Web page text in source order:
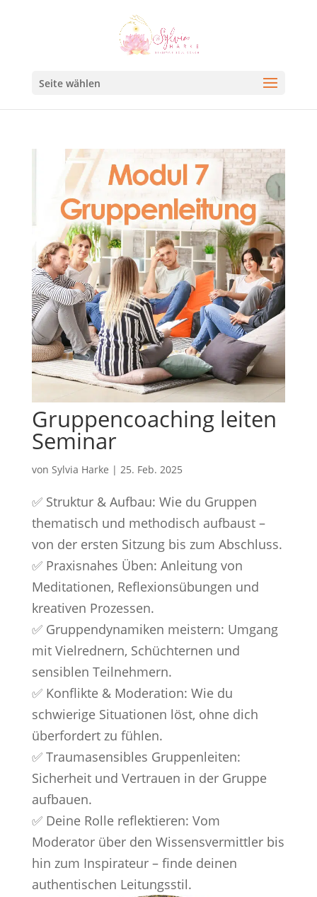
Seite wählen
Gruppencoaching leiten
Seminar
von Sylvia Harke | 25. Feb. 2025
✅ Struktur & Aufbau: Wie du Gruppen
thematisch und methodisch aufbaust –
von der ersten Sitzung bis zum Abschluss.
✅ Praxisnahes Üben: Anleitung von
Meditationen, Reflexionsübungen und
kreativen Prozessen.
✅ Gruppendynamiken meistern: Umgang
mit Vielrednern, Schüchternen und
sensiblen Teilnehmern.
✅ Konflikte & Moderation: Wie du
schwierige Situationen löst, ohne dich
überfordert zu fühlen.
✅ Traumasensibles Gruppenleiten:
Sicherheit und Vertrauen in der Gruppe
aufbauen.
✅ Deine Rolle reflektieren: Vom
Moderator über den Wissensvermittler bis
hin zum Inspirateur – finde deinen
authentischen Leitungsstil.